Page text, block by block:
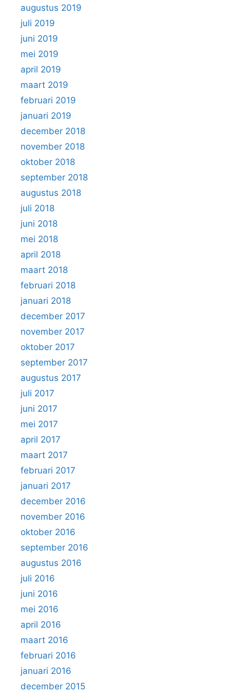
augustus 2019
juli 2019
juni 2019
mei 2019
april 2019
maart 2019
februari 2019
januari 2019
december 2018
november 2018
oktober 2018
september 2018
augustus 2018
juli 2018
juni 2018
mei 2018
april 2018
maart 2018
februari 2018
januari 2018
december 2017
november 2017
oktober 2017
september 2017
augustus 2017
juli 2017
juni 2017
mei 2017
april 2017
maart 2017
februari 2017
januari 2017
december 2016
november 2016
oktober 2016
september 2016
augustus 2016
juli 2016
juni 2016
mei 2016
april 2016
maart 2016
februari 2016
januari 2016
december 2015